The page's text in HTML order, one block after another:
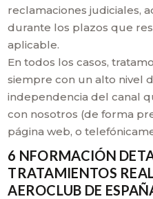
reclamaciones judiciales,
durante los plazos que
aplicable.
En todos los casos,
siempre con un alto nivel
independencia del canal
con nosotros (de forma
página web, o
6 NFORMACIÓN
TRATAMIENTOS
AEROCLUB DE